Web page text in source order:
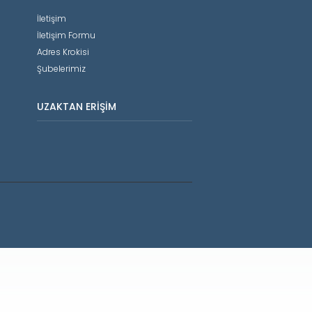
İletişim
İletişim Formu
Adres Krokisi
Şubelerimiz
UZAKTAN ERIŞIM